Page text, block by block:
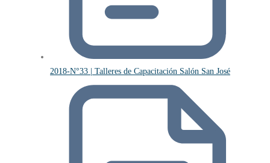
2018-N°33 | Talleres de Capacitación Salón San José